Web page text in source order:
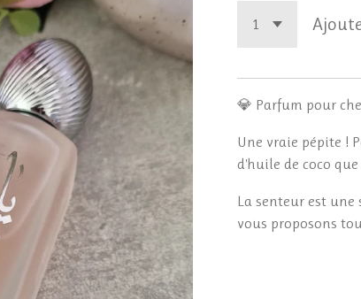
💎 Parfum pour
Une vraie pépite !
d'huile de coco
La senteur est une
vous proposons